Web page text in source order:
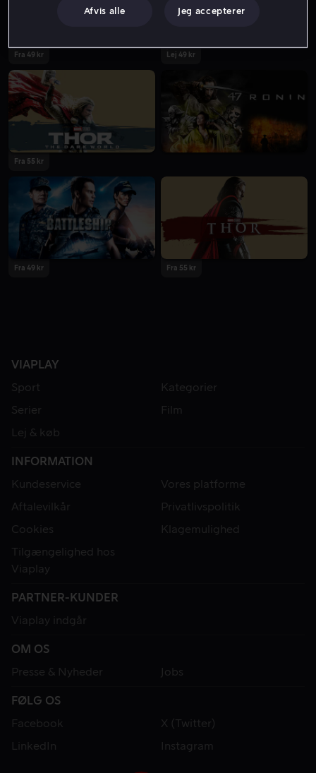
Fra 49 kr Lej 49 kr
Fra 55 kr
Fra 49 kr Fra 55 kr
VIAPLAY
Sport
Kategorier
Serier
Film
Lej & køb
INFORMATION
Kundeservice
Vores platforme
Aftalevilkår
Privatlivspolitik
Cookies
Klagemulighed
Tilgængelighed hos
Viaplay
PARTNER-KUNDER
Viaplay indgår
OM OS
Presse & Nyheder
Jobs
FØLG OS
Facebook
X (Twitter)
LinkedIn
Instagram
Afvis alle Jeg accepterer